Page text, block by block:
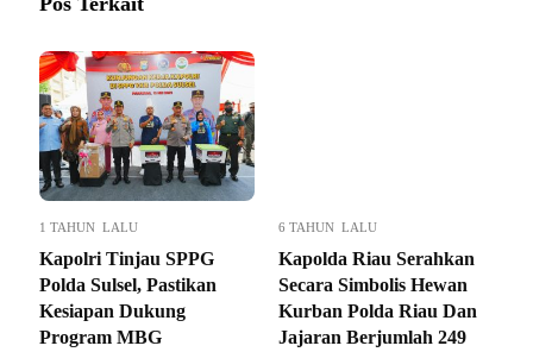
1 TAHUN LALU
Kapolri Tinjau SPPG
Polda Sulsel, Pastikan
Kesiapan Dukung
Program MBG
6 TAHUN LALU
Kapolda Riau Serahkan
Secara Simbolis Hewan
Kurban Polda Riau Dan
Jajaran Berjumlah 249